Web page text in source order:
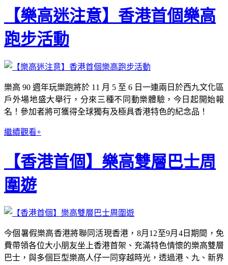
【樂高迷注意】香港首個樂高
跑步活動
樂高 90 週年玩樂跑將於 11 月 5 至 6 日一連兩日於西九文化區
戶外場地盛大舉行，分來三種不同動樂體驗，今日起開始報
名！參加者將可獲得全球獨有及極具香港特色的紀念品！
繼續觀看+
【香港首個】樂高雙層巴士周
圍遊
今個暑假樂高香港將聯同活現香港，8月12至9月4日期間，免
費帶領各位大小朋友坐上香港首架、充滿特色情懷的樂高雙層
巴士，與多個巨型樂高人仔一同穿越時光，透過港、九、新界